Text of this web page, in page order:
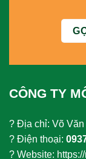
CÔNG TY
? Địa chỉ: Võ Văn
? Điện thoại:
? Website: